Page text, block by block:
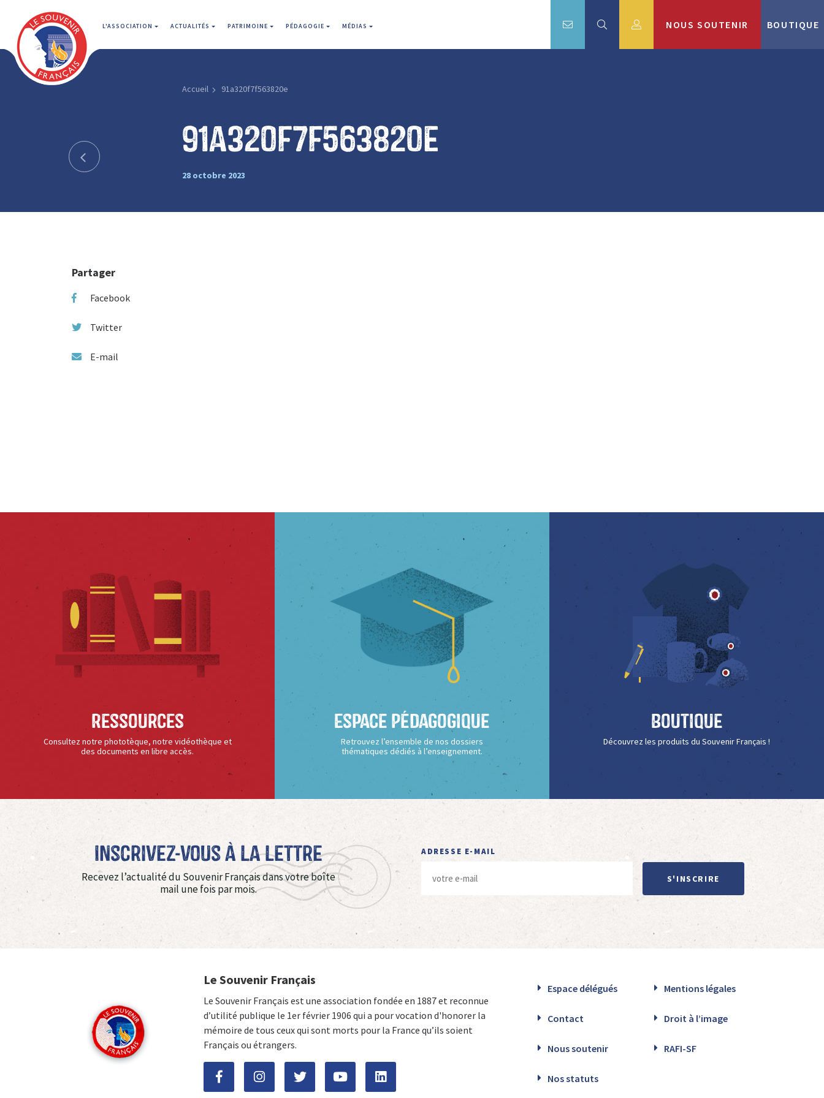
L'ASSOCIATION ACTUALITÉS PATRIMOINE PÉDAGOGIE MÉDIAS NOUS SOUTENIR BOUTIQUE
Accueil 91a320f7f563820e
91a320f7f563820e
28 octobre 2023
Partager
Facebook
Twitter
E-mail
Ressources
Consultez notre phototèque, notre vidéothèque et
des documents en libre accès.
Espace Pédagogique
Retrouvez l’ensemble de nos dossiers
thématiques dédiés à l’enseignement.
Boutique
Découvrez les produits du Souvenir Français !
Inscrivez-vous à La Lettre
Recevez l’actualité du Souvenir Français dans votre boîte
mail une fois par mois.
ADRESSE E-MAIL
S'INSCRIRE
Le Souvenir Français
Le Souvenir Français est une association fondée en 1887 et reconnue
d’utilité publique le 1er février 1906 qui a pour vocation d'honorer la
mémoire de tous ceux qui sont morts pour la France qu’ils soient
Français ou étrangers.
Espace délégués Mentions légales
Contact Droit à l’image
Nous soutenir RAFI-SF
Nos statuts